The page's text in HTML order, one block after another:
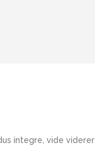
integre, vide viderer